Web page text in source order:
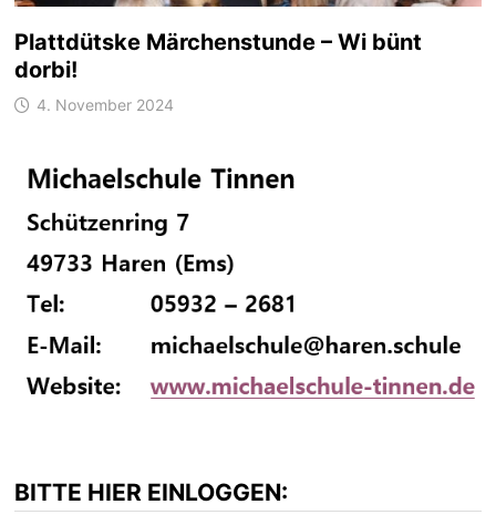
Plattdütske Märchenstunde – Wi bünt
dorbi!
4. November 2024
BITTE HIER EINLOGGEN: